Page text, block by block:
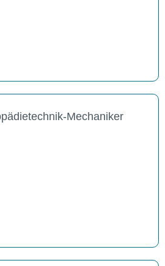
Mechaniker